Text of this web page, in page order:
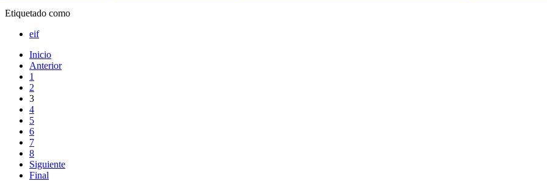
Etiquetado como
eif
Inicio
Anterior
1
2
3
4
5
6
7
8
Siguiente
Final